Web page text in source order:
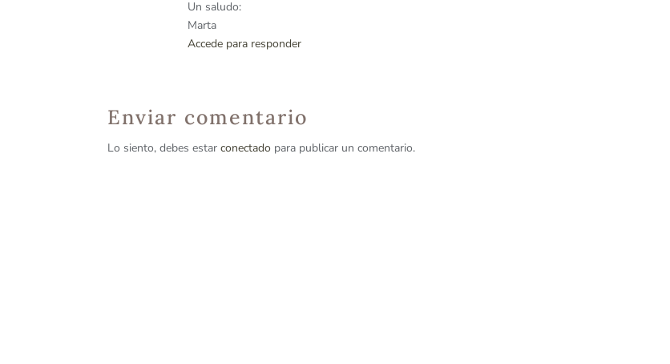
Un saludo:
Marta
Accede para responder
Enviar comentario
Lo siento, debes estarconectado para publicar un comentario.